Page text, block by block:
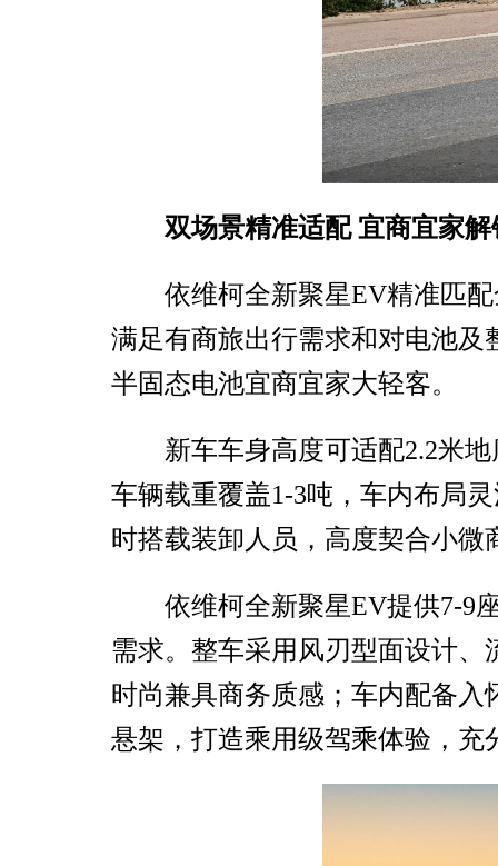
双场景精准适配 宜商宜家
依维柯全新聚星EV精准匹
满足有商旅出行需求和对电池
半固态电池宜商宜家大轻客。
新车车身高度可适配2.2米
车辆载重覆盖1-3吨，车内布局
时搭载装卸人员，高度契合小微
依维柯全新聚星EV提供7-9
需求。整车采用风刃型面设计
时尚兼具商务质感；车内配备
悬架，打造乘用级驾乘体验，